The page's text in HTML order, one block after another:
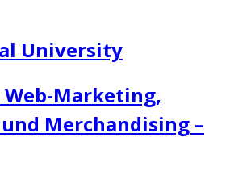
University
Marketing,
Merchandising –